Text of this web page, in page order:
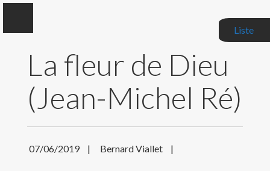
Bernard Viallet
Liste
La fleur de Dieu
(Jean-Michel Ré)
07/06/2019 | Bernard Viallet |